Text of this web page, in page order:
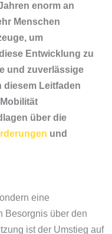
enorm an
Menschen
um
Entwicklung zu
und zuverlässige
diesem Leitfaden
über die
und
eine
Besorgnis über den
ist der Umstieg auf